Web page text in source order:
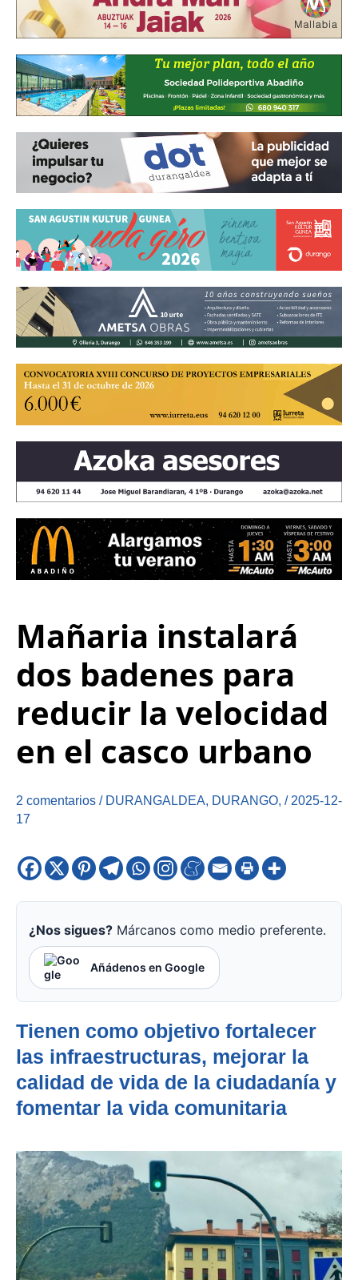
Mañaria instalará
dos badenes para
reducir la velocidad
en el casco urbano
2 comentarios / DURANGALDEA, DURANGO, / 2025-12-
17
¿Nos sigues? Márcanos como medio preferente.
Añádenos en Google
Tienen como objetivo fortalecer
las infraestructuras, mejorar la
calidad de vida de la ciudadanía y
fomentar la vida comunitaria